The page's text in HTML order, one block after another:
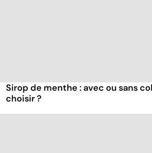
Sirop de menthe : avec ou sans
choisir ?